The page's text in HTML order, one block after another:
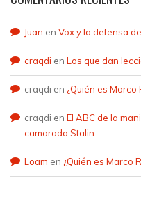
Juan en Vox y la defensa
craqdi en Los que dan
craqdi en ¿Quién es Marco
craqdi en El ABC de la
camarada Stalin
Loam en ¿Quién es Marco